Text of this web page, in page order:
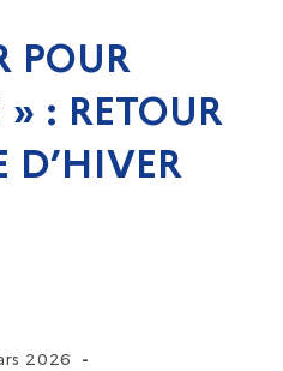
POUR
» : RETOUR
D’HIVER
2026